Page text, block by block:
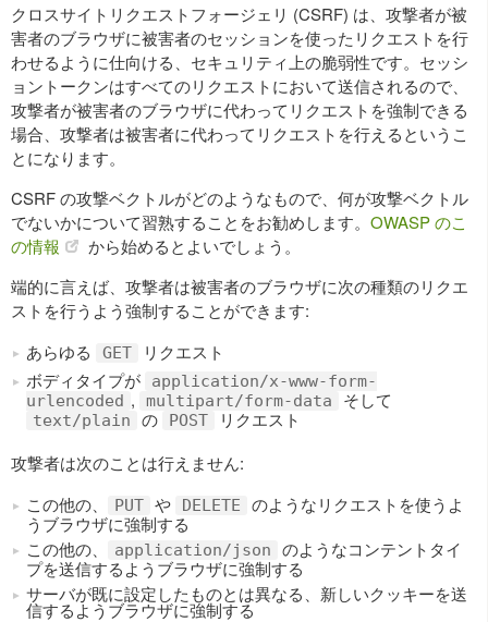
クロスサイトリクエストフォージェリ (CSRF) は、攻撃者が被
害者のブラウザに被害者のセッションを使ったリクエストを行
わせるように仕向ける、セキュリティ上の脆弱性です。セッシ
ョントークンはすべてのリクエストにおいて送信されるので、
攻撃者が被害者のブラウザに代わってリクエストを強制できる
場合、攻撃者は被害者に代わってリクエストを行えるというこ
とになります。
CSRF の攻撃ベクトルがどのようなもので、何が攻撃ベクトル
でないかについて習熟することをお勧めします。 OWASP のこ
の情報
から始めるとよいでしょう。
端的に言えば、攻撃者は被害者のブラウザに次の種類のリクエ
ストを行うよう強制することができます:
あらゆる
GET
リクエスト
ボディタイプが
application/x-www-form-
urlencoded , multipart/form-data そして
text/plain の POST
リクエスト
攻撃者は次のことは行えません:
この他の、
PUT や DELETE
のようなリクエストを使うよ
うブラウザに強制する
この他の、
application/json
のようなコンテントタイ
プを送信するようブラウザに強制する
サーバが既に設定したものとは異なる、新しいクッキーを送
信するようブラウザに強制する